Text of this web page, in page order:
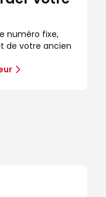
numéro fixe,
de votre ancien